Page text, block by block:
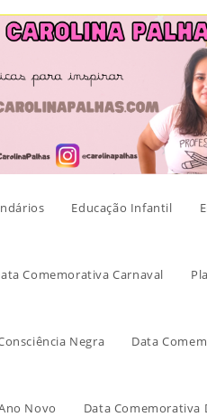
Educação Infantil
Comemorativa Carnaval
Negra Data
Novo Data Comemorativa